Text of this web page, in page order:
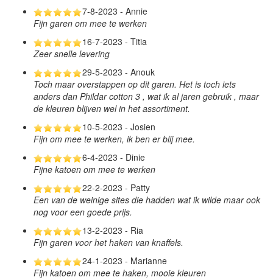
7-8-2023 - Annie
Fijn garen om mee te werken
16-7-2023 - Titia
Zeer snelle levering
29-5-2023 - Anouk
Toch maar overstappen op dit garen. Het is toch iets
anders dan Phildar cotton 3 , wat ik al jaren gebruik , maar
de kleuren blijven wel in het assortiment.
10-5-2023 - Josien
Fijn om mee te werken, ik ben er blij mee.
6-4-2023 - Dinie
Fijne katoen om mee te werken
22-2-2023 - Patty
Een van de weinige sites die hadden wat ik wilde maar ook
nog voor een goede prijs.
13-2-2023 - Ria
Fijn garen voor het haken van knaffels.
24-1-2023 - Marianne
Fijn katoen om mee te haken, mooie kleuren